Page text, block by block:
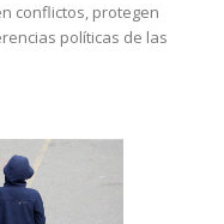
conflictos, protegen
políticas de las